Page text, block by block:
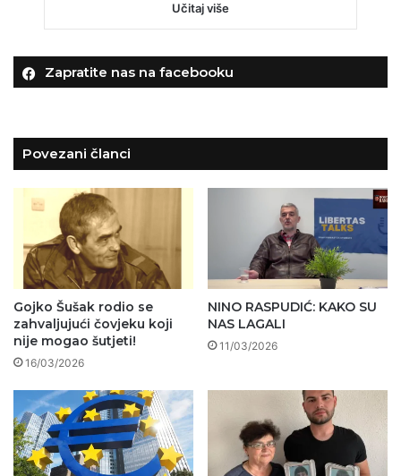
Učitaj više
Zapratite nas na facebooku
Povezani članci
Gojko Šušak rodio se
zahvaljujući čovjeku koji
nije mogao šutjeti!
16/03/2026
NINO RASPUDIĆ: KAKO SU
NAS LAGALI
11/03/2026